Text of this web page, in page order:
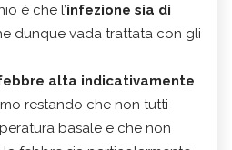
è che l’infezione sia di
dunque vada trattata con gli
alta indicativamente
restando che non tutti
basale e che non